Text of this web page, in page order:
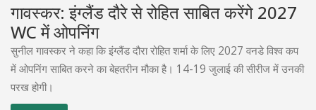
गावस्कर: इंग्लैंड दौरे से रोहित साबित करेंगे 2027
WC में ओपनिंग
सुनील गावस्कर ने कहा कि इंग्लैंड दौरा रोहित शर्मा के लिए 2027 वनडे विश्व कप
में ओपनिंग साबित करने का बेहतरीन मौका है। 14-19 जुलाई की सीरीज में उनकी
परख होगी।